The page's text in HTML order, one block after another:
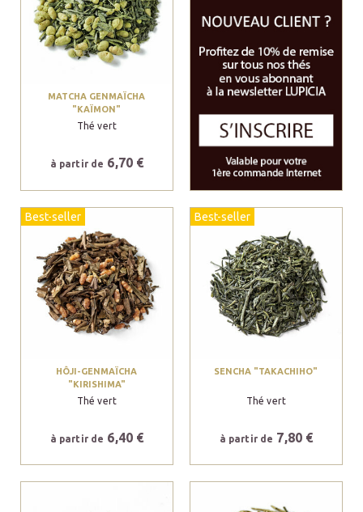
MATCHA GENMAÏCHA
"KAÏMON"
Thé vert
à partir de 6,70 €
Best-seller
HÔJI-GENMAÏCHA
"KIRISHIMA"
Thé vert
à partir de 6,40 €
Best-seller
SENCHA "TAKACHIHO"
Thé vert
à partir de 7,80 €